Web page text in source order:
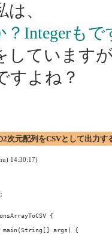
、
Integerもで
しています
すよね？
2次元配列をCSVとして出力す
14:30:17)
{